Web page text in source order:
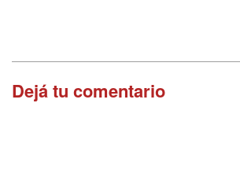
Dejá tu comentario